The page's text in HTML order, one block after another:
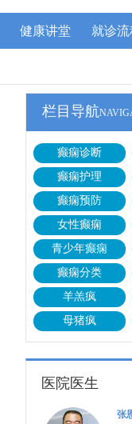
健康讲堂 就诊流
栏目导航
癫痫诊断
癫痫护理
癫痫预防
女性癫痫
青少年癫痫
癫痫分类
羊羔疯
母猪疯
医院医生
张